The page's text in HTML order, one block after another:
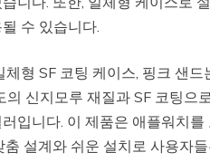
수 있습니다.
형 SF 코팅 케이스, 핑크 샌
신지모루 재질과 SF 코팅으
입니다. 이 제품은 애플워치
설계와 쉬운 설치로 사용자